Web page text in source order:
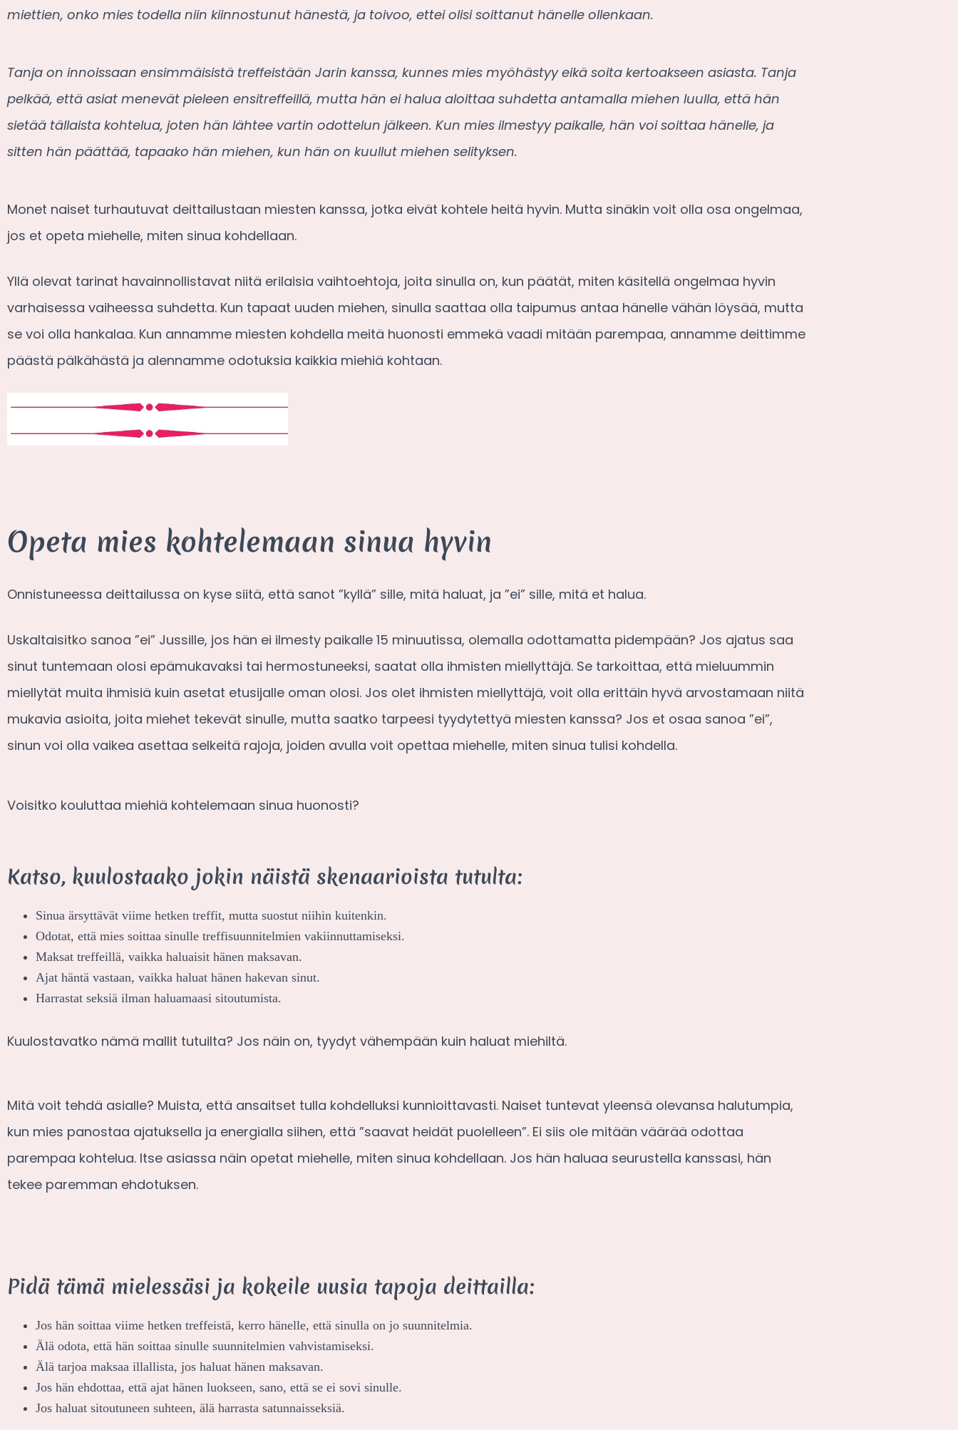
miettien, onko mies todella niin kiinnostunut hänestä, ja toivoo, ettei olisi soittanut hänelle ollenkaan.
Tanja on innoissaan ensimmäisistä treffeistään Jarin kanssa, kunnes mies myöhästyy eikä soita kertoakseen asiasta. Tanja
pelkää, että asiat menevät pieleen ensitreffeillä, mutta hän ei halua aloittaa suhdetta antamalla miehen luulla, että hän
sietää tällaista kohtelua, joten hän lähtee vartin odottelun jälkeen. Kun mies ilmestyy paikalle, hän voi soittaa hänelle, ja
sitten hän päättää, tapaako hän miehen, kun hän on kuullut miehen selityksen.
Monet naiset turhautuvat deittailustaan miesten kanssa, jotka eivät kohtele heitä hyvin. Mutta sinäkin voit olla osa ongelmaa,
jos et opeta miehelle, miten sinua kohdellaan.
Yllä olevat tarinat havainnollistavat niitä erilaisia vaihtoehtoja, joita sinulla on, kun päätät, miten käsitellä ongelmaa hyvin
varhaisessa vaiheessa suhdetta. Kun tapaat uuden miehen, sinulla saattaa olla taipumus antaa hänelle vähän löysää, mutta
se voi olla hankalaa. Kun annamme miesten kohdella meitä huonosti emmekä vaadi mitään parempaa, annamme deittimme
päästä pälkähästä ja alennamme odotuksia kaikkia miehiä kohtaan.
Opeta mies kohtelemaan sinua hyvin
Onnistuneessa deittailussa on kyse siitä, että sanot ”kyllä” sille, mitä haluat, ja ”ei” sille, mitä et halua.
Uskaltaisitko sanoa ”ei” Jussille, jos hän ei ilmesty paikalle 15 minuutissa, olemalla odottamatta pidempään? Jos ajatus saa
sinut tuntemaan olosi epämukavaksi tai hermostuneeksi, saatat olla ihmisten miellyttäjä. Se tarkoittaa, että mieluummin
miellytät muita ihmisiä kuin asetat etusijalle oman olosi. Jos olet ihmisten miellyttäjä, voit olla erittäin hyvä arvostamaan niitä
mukavia asioita, joita miehet tekevät sinulle, mutta saatko tarpeesi tyydytettyä miesten kanssa? Jos et osaa sanoa ”ei”,
sinun voi olla vaikea asettaa selkeitä rajoja, joiden avulla voit opettaa miehelle, miten sinua tulisi kohdella.
Voisitko kouluttaa miehiä kohtelemaan sinua huonosti?
Katso, kuulostaako jokin näistä skenaarioista tutulta:
Sinua ärsyttävät viime hetken treffit, mutta suostut niihin kuitenkin.
Odotat, että mies soittaa sinulle treffisuunnitelmien vakiinnuttamiseksi.
Maksat treffeillä, vaikka haluaisit hänen maksavan.
Ajat häntä vastaan, vaikka haluat hänen hakevan sinut.
Harrastat seksiä ilman haluamaasi sitoutumista.
Kuulostavatko nämä mallit tutuilta? Jos näin on, tyydyt vähempään kuin haluat miehiltä.
Mitä voit tehdä asialle? Muista, että ansaitset tulla kohdelluksi kunnioittavasti. Naiset tuntevat yleensä olevansa halutumpia,
kun mies panostaa ajatuksella ja energialla siihen, että ”saavat heidät puolelleen”. Ei siis ole mitään väärää odottaa
parempaa kohtelua. Itse asiassa näin opetat miehelle, miten sinua kohdellaan. Jos hän haluaa seurustella kanssasi, hän
tekee paremman ehdotuksen.
Pidä tämä mielessäsi ja kokeile uusia tapoja deittailla:
Jos hän soittaa viime hetken treffeistä, kerro hänelle, että sinulla on jo suunnitelmia.
Älä odota, että hän soittaa sinulle suunnitelmien vahvistamiseksi.
Älä tarjoa maksaa illallista, jos haluat hänen maksavan.
Jos hän ehdottaa, että ajat hänen luokseen, sano, että se ei sovi sinulle.
Jos haluat sitoutuneen suhteen, älä harrasta satunnaisseksiä.